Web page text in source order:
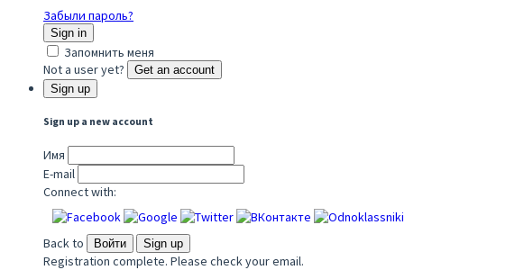
Забыли пароль?
Sign in
Запомнить меня
Not a user yet?
Get an account
Sign up
Sign up a new account
Имя
E-mail
Connect with:
Back to Войти Sign up
Registration complete. Please check your email.